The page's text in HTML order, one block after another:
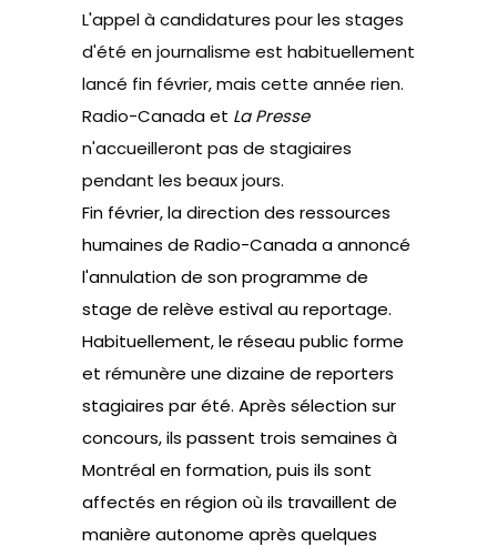
L'appel à candidatures pour les stages
d'été en journalisme est habituellement
lancé fin février, mais cette année rien.
Radio-Canada et La Presse
n'accueilleront pas de stagiaires
pendant les beaux jours.
Fin février, la direction des ressources
humaines de Radio-Canada a annoncé
l'annulation de son programme de
stage de relève estival au reportage.
Habituellement, le réseau public forme
et rémunère une dizaine de reporters
stagiaires par été. Après sélection sur
concours, ils passent trois semaines à
Montréal en formation, puis ils sont
affectés en région où ils travaillent de
manière autonome après quelques